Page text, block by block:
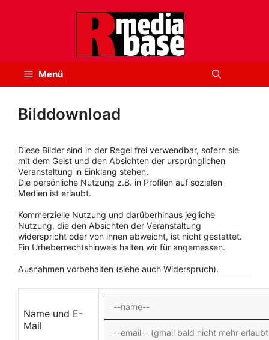
Menü
Bilddownload
Diese Bilder sind in der Regel frei verwendbar, sofern sie
mit dem Geist und den Absichten der ursprünglichen
Veranstaltung in Einklang stehen.
Die persönliche Nutzung z.B. in Profilen auf sozialen
Medien ist erlaubt.
Kommerzielle Nutzung und darüberhinaus jegliche
Nutzung, die den Absichten der Veranstaltung
widerspricht oder von ihnen abweicht, ist nicht gestattet.
Ein Urheberrechtshinweis halten wir für angemessen.
Ausnahmen vorbehalten (siehe auch Widerspruch).
Name und E-
Mail